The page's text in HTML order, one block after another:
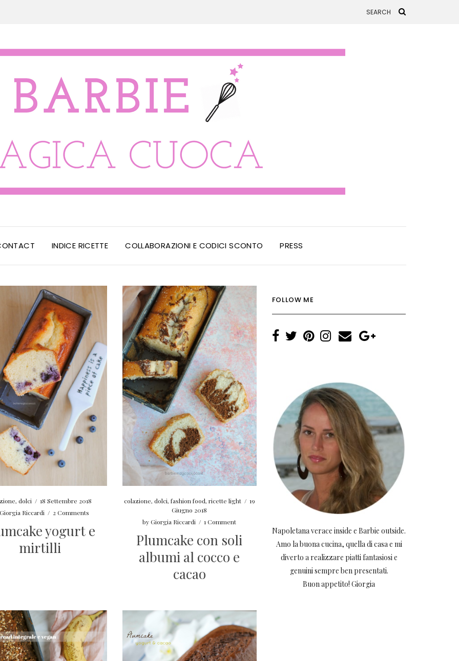
INDICE RICETTE COLLABORAZIONI E CODICI SCONTO PRESS
,dolci / 18 Settembre 2018
Riccardi / 2 Comments
yogurt e
mirtilli
colazione, dolci, fashion food, ricette light / 19
Giugno 2018
byGiorgia Riccardi / 1 Comment
Plumcake con soli
albumi al cocco e
cacao
FOLLOW ME
Napoletana verace inside e Barbie outside.
Amo la buona cucina, quella di casa e mi
diverto a realizzare piatti fantasiosi e
genuini sempre ben presentati.
Buon appetito! Giorgia